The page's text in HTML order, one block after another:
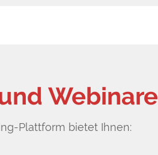
Webinare
Plattform bietet Ihnen: